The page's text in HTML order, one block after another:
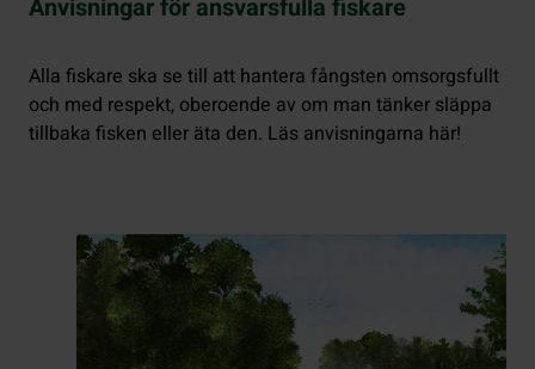
Anvisningar för ansvarsfulla fiskare
Alla fiskare ska se till att hantera fångsten omsorgsfullt
och med respekt, oberoende av om man tänker släppa
tillbaka fisken eller äta den. Läs anvisningarna här!